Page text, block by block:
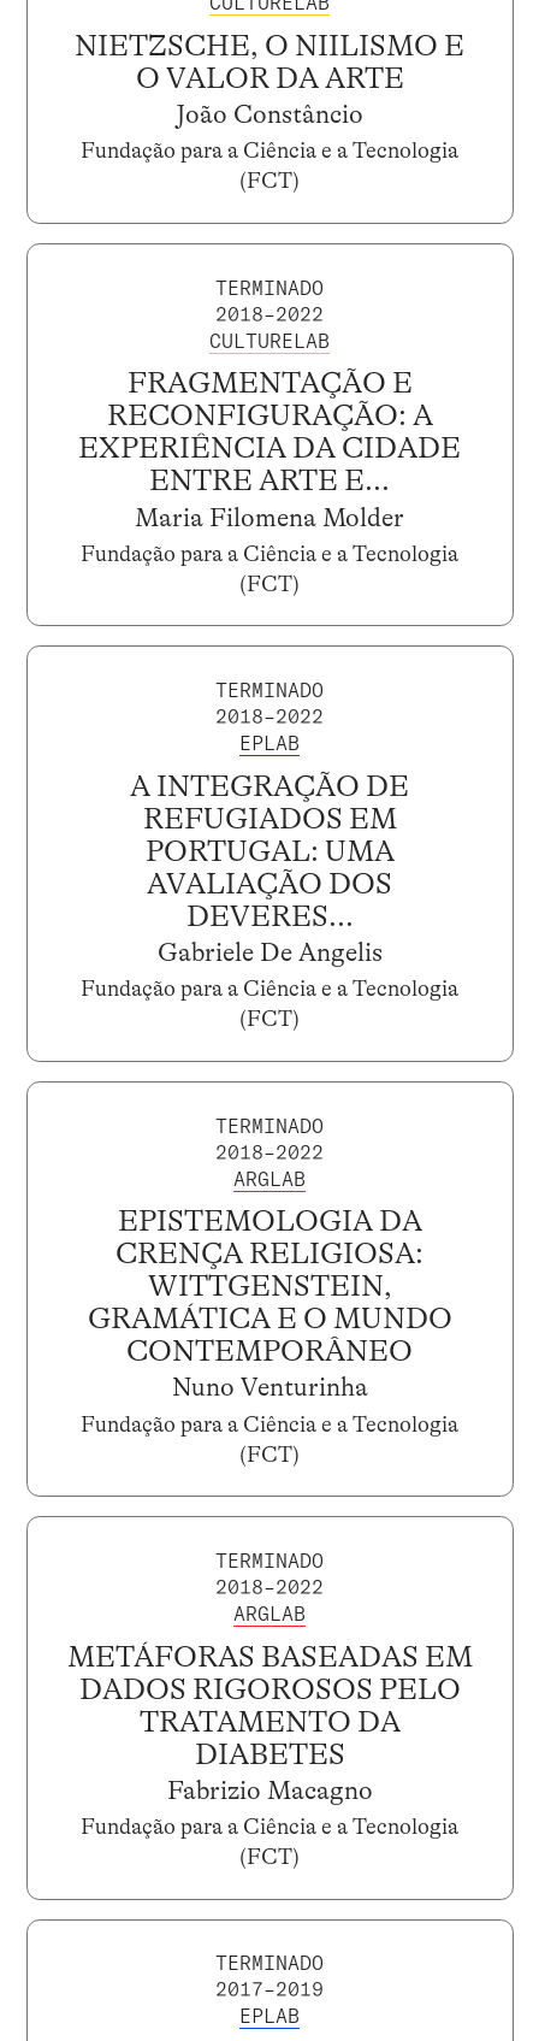
NIETZSCHE, O NIILISMO E
O VALOR DA ARTE
João Constâncio
Fundação para a Ciência e a Tecnologia
(FCT)
TERMINADO
2018–2022
CULTURELAB
FRAGMENTAÇÃO E
RECONFIGURAÇÃO: A
EXPERIÊNCIA DA CIDADE
ENTRE ARTE E...
Maria Filomena Molder
Fundação para a Ciência e a Tecnologia
(FCT)
TERMINADO
2018–2022
EPLAB
A INTEGRAÇÃO DE
REFUGIADOS EM
PORTUGAL: UMA
AVALIAÇÃO DOS
DEVERES...
Gabriele De Angelis
Fundação para a Ciência e a Tecnologia
(FCT)
TERMINADO
2018–2022
ARGLAB
EPISTEMOLOGIA DA
CRENÇA RELIGIOSA:
WITTGENSTEIN,
GRAMÁTICA E O MUNDO
CONTEMPORÂNEO
Nuno Venturinha
Fundação para a Ciência e a Tecnologia
(FCT)
TERMINADO
2018–2022
ARGLAB
METÁFORAS BASEADAS EM
DADOS RIGOROSOS PELO
TRATAMENTO DA
DIABETES
Fabrizio Macagno
Fundação para a Ciência e a Tecnologia
(FCT)
TERMINADO
2017–2019
EPLAB